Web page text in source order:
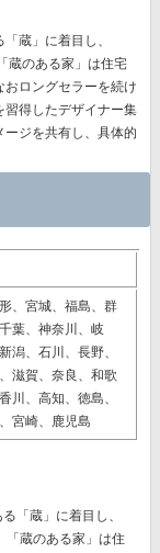
蔵」に着目 し、
「蔵のある家」は住宅
おロングセラーを続け
習得したデザイナー集
ージを共有し、具体的
、宮城、福島、群
葉、神奈川、岐
潟、石川、長野、
滋賀、奈良、和歌
川、高知、徳島、
宮崎、鹿児島
「蔵」に着目し、
「蔵のある家」は住